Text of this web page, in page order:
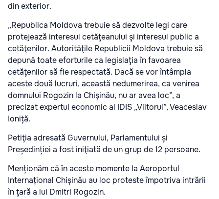
din exterior.
„Republica Moldova trebuie să dezvolte legi care
protejează interesul cetăţeanului şi interesul public a
cetăţenilor. Autorităţile Republicii Moldova trebuie să
depună toate eforturile ca legislaţia în favoarea
cetăţenilor să fie respectată. Dacă se vor întâmpla
aceste două lucruri, această nedumerirea, ca venirea
domnului Rogozin la Chişinău, nu ar avea loc”, a
precizat expertul economic al IDIS „Viitorul”, Veaceslav
Ioniță.
Petiţia adresată Guvernului, Parlamentului și
Președinției a fost iniţiată de un grup de 12 persoane.
Menționăm că în aceste momente la Aeroportul
Internațional Chișinău au loc proteste împotriva intrării
în ţară a lui Dmitri Rogozin.